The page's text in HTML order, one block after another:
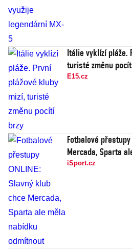
Itálie vyklízí pláže.
turisté změnu
E15.cz
Fotbalové přestupy
Mercada, Sparta
iSport.cz